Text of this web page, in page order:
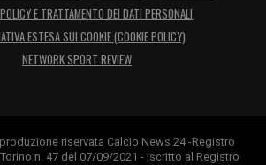
E TRATTAMENTO DEI DATI PERSONALI
ESTESA SUI COOKIE (COOKIE POLICY)
NETWORK SPORT REVIEW
riservata Calcio News 24 -Registro
n. 47 del 07/09/2021 - Iscritto al Registro